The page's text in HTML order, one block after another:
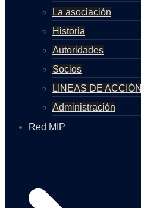
La asociación
Historia
Autoridades
Socios
LINEAS DE ACCIÓN
Administración
Red MIP